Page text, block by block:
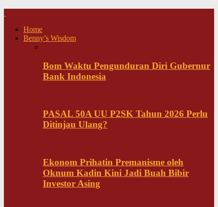
Home
Benny’s Wisdom
Bom Waktu Pengunduran Diri Gubernur
Bank Indonesia
PASAL 50A UU P2SK Tahun 2026 Perlu
Ditinjau Ulang?
Ekonom Prihatin Premanisme oleh
Oknum Kadin Kini Jadi Buah Bibir
Investor Asing